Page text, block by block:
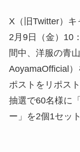
X（旧Twitter）キ
2月9日（金）10
間中、洋服の青
AoyamaOfficial
ポストをリポス
抽選で60名様に
ー」を2個1セッ